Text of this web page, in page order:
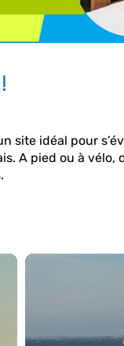
site idéal pour
A pied ou à vélo,